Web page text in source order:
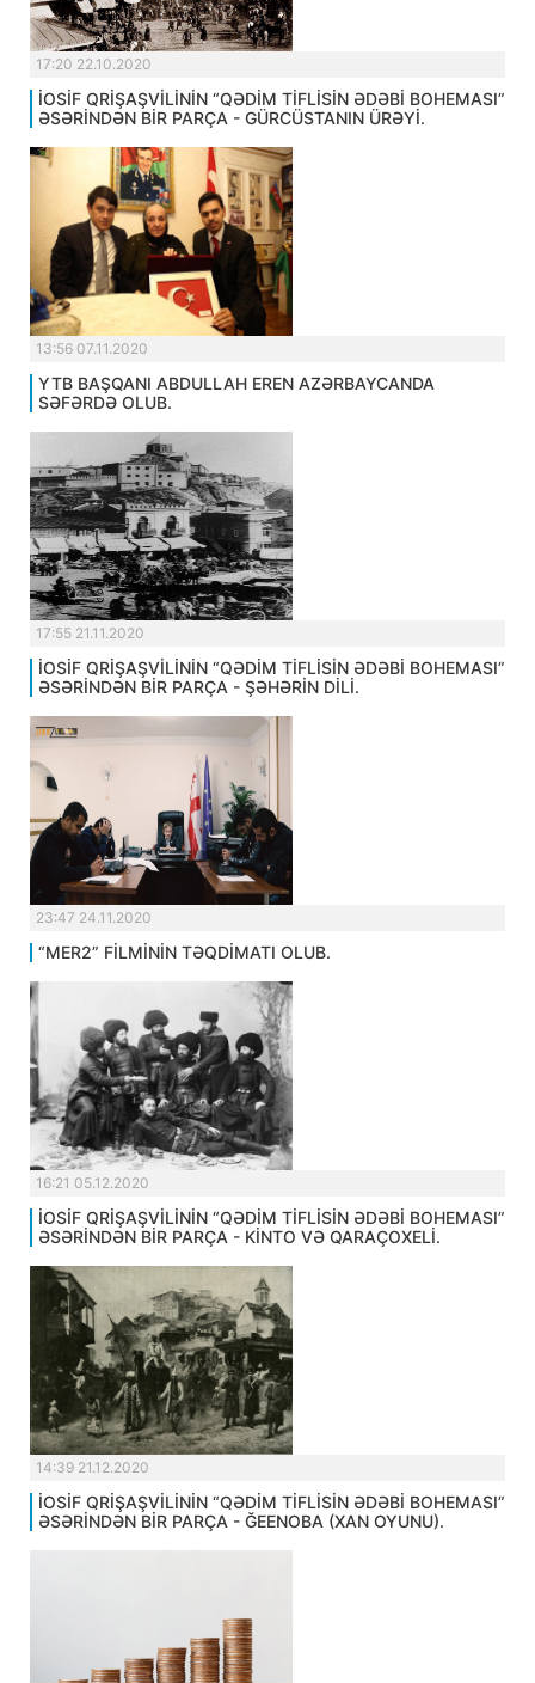
17:20 22.10.2020
İOSİF QRİŞAŞVİLİNİN “QƏDİM TİFLİSİN ƏDƏBİ BOHEMASI”
ƏSƏRİNDƏN BİR PARÇA - GÜRCÜSTANIN ÜRƏYİ.
13:56 07.11.2020
YTB BAŞQANI ABDULLAH EREN AZƏRBAYCANDA
SƏFƏRDƏ OLUB.
17:55 21.11.2020
İOSİF QRİŞAŞVİLİNİN “QƏDİM TİFLİSİN ƏDƏBİ BOHEMASI”
ƏSƏRİNDƏN BİR PARÇA - ŞƏHƏRİN DİLİ.
23:47 24.11.2020
“MER2” FİLMİNİN TƏQDİMATI OLUB.
16:21 05.12.2020
İOSİF QRİŞAŞVİLİNİN “QƏDİM TİFLİSİN ƏDƏBİ BOHEMASI”
ƏSƏRİNDƏN BİR PARÇA - KİNTO VƏ QARAÇOXELİ.
14:39 21.12.2020
İOSİF QRİŞAŞVİLİNİN “QƏDİM TİFLİSİN ƏDƏBİ BOHEMASI”
ƏSƏRİNDƏN BİR PARÇA - ĞEENOBA (XAN OYUNU).